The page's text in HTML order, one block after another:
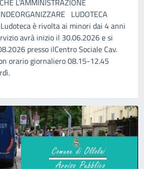
LUDOTECA
è rivolta ai minori dai 4 anni
avrà inizio il 30.06.2026 e si
presso ilCentro Sociale Cav.
orario giornaliero 08.15-12.45